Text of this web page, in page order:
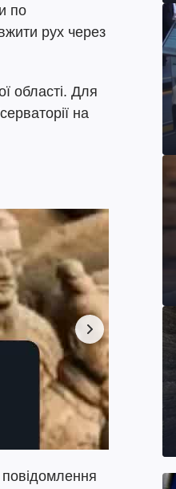
по
рух через
області. Для
на